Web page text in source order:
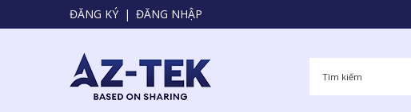
ĐĂNG KÝ | ĐĂNG NHẬP